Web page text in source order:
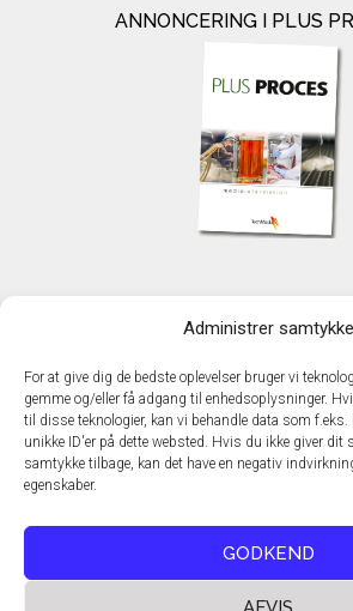
Administrer samtykke
For at give dig de bedste oplevelser bruger vi
gemme og/eller få adgang til enhedsoplysninger.
til disse teknologier, kan vi behandle data som
unikke ID'er på dette websted. Hvis du ikke giver dit
samtykke tilbage, kan det have en negativ
egenskaber.
GODKEND
ANNONCERING I PLUS
TechMedia A/S
DK – 2600 Glostrup
www.techmedia.dk
Telefon: +45 43 24 26
E-mail: